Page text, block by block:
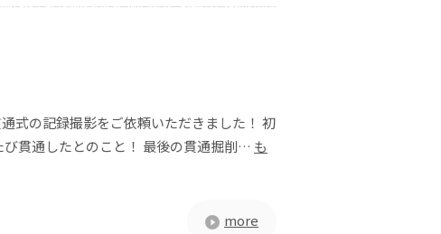
式の記録撮影をご依頼いただきました！ 初
貫通したとのこと！ 最後の貫通掘削… も
more